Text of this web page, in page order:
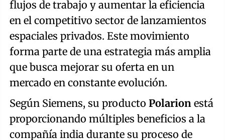
flujos de trabajo y aumentar la eficiencia
en el competitivo sector de lanzamientos
espaciales privados. Este movimiento
forma parte de una estrategia más amplia
que busca mejorar su oferta en un
mercado en constante evolución.
Según Siemens, su producto Polarion está
proporcionando múltiples beneficios a la
compañía india durante su proceso de